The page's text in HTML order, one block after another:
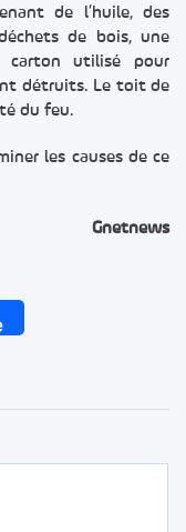
de l’huile, des
de bois, une
utilisé pour
détruits. Le toit de
du feu.
les causes de ce
Gnetnews